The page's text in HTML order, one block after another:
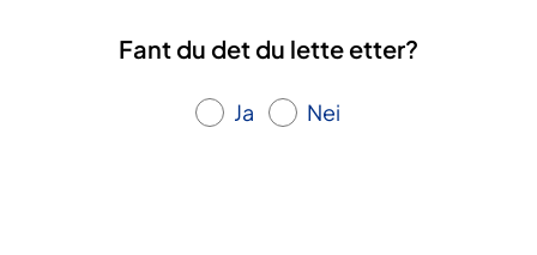
Fant du det du lette etter?
Ja Nei